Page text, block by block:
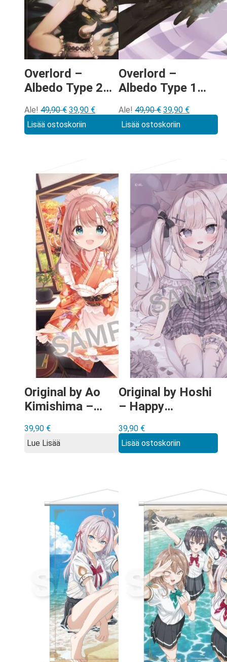
Overlord –
Albedo Type 2
Ale! 49,90€ Alkuperäinen
hinta
oli:
39,90 €Nykyinen
Lisää ostoskoriin
Overlord –
Albedo Type 1
Ale! 49,90€ Alkuperäinen
hinta
oli:
39,90 €Nykyinen
Lisää ostoskoriin
Original by Ao
Kimishima –
Koigokoro Wall
Scroll
39,90 €
Lue Lisää
Original by Hoshi
– Happy
Mashiro-chan
Extra Edition
39,90 €
Lisää ostoskoriin